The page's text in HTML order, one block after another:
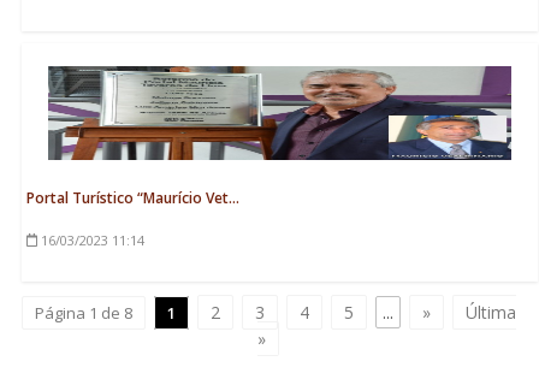
Portal Turístico “Maurício Vet...
16/03/2023 11:14
Página 1 de 8 1 2 3 4 5 ... »
Última
»